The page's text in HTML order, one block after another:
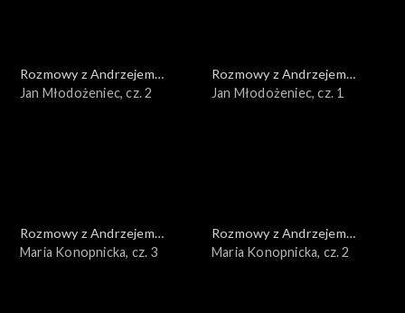
Rozmowy z Andrzejem
Doboszem
Jan Młodożeniec, cz. 2
Rozmowy z Andrzejem
Doboszem
Jan Młodożeniec, cz. 1
Rozmowy z Andrzejem
Doboszem
Maria Konopnicka, cz. 3
Rozmowy z Andrzejem
Doboszem
Maria Konopnicka, cz. 2